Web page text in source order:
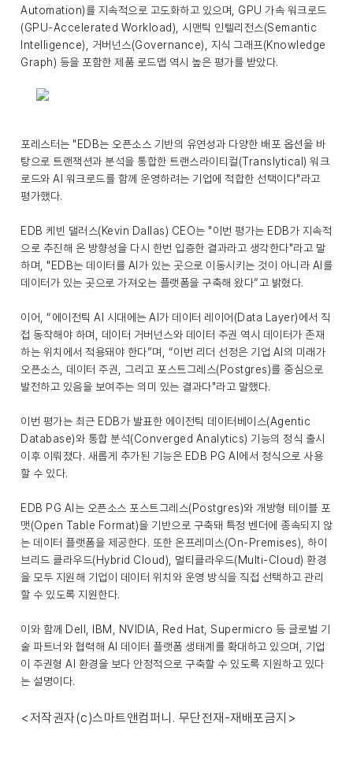
Automation)를 지속적으로 고도화하고 있으며, GPU 가속 워크로드
(GPU-Accelerated Workload), 시맨틱 인텔리전스(Semantic
Intelligence), 거버넌스(Governance), 지식 그래프(Knowledge
Graph) 등을 포함한 제품 로드맵 역시 높은 평가를 받았다.
포레스터는 "EDB는 오픈소스 기반의 유연성과 다양한 배포 옵션을 바
탕으로 트랜잭션과 분석을 통합한 트랜스라이티컬(Translytical) 워크
로드와 AI 워크로드를 함께 운영하려는 기업에 적합한 선택이다"라고
평가했다.
EDB 케빈 댈러스(Kevin Dallas) CEO는 "이번 평가는 EDB가 지속적
으로 추진해 온 방향성을 다시 한번 입증한 결과라고 생각한다"라고 말
하며, "EDB는 데이터를 AI가 있는 곳으로 이동시키는 것이 아니라 AI를
데이터가 있는 곳으로 가져오는 플랫폼을 구축해 왔다”고 밝혔다.
이어, “에이전틱 AI 시대에는 AI가 데이터 레이어(Data Layer)에서 직
접 동작해야 하며, 데이터 거버넌스와 데이터 주권 역시 데이터가 존재
하는 위치에서 적용돼야 한다”며, “이번 리더 선정은 기업 AI의 미래가
오픈소스, 데이터 주권, 그리고 포스트그레스(Postgres)를 중심으로
발전하고 있음을 보여주는 의미 있는 결과다"라고 말했다.
이번 평가는 최근 EDB가 발표한 에이전틱 데이터베이스(Agentic
Database)와 통합 분석(Converged Analytics) 기능의 정식 출시
이후 이뤄졌다. 새롭게 추가된 기능은 EDB PG AI에서 정식으로 사용
할 수 있다.
EDB PG AI는 오픈소스 포스트그레스(Postgres)와 개방형 테이블 포
맷(Open Table Format)을 기반으로 구축돼 특정 벤더에 종속되지 않
는 데이터 플랫폼을 제공한다. 또한 온프레미스(On-Premises), 하이
브리드 클라우드(Hybrid Cloud), 멀티클라우드(Multi-Cloud) 환경
을 모두 지원해 기업이 데이터 위치와 운영 방식을 직접 선택하고 관리
할 수 있도록 지원한다.
이와 함께 Dell, IBM, NVIDIA, Red Hat, Supermicro 등 글로벌 기
술 파트너와 협력해 AI 데이터 플랫폼 생태계를 확대하고 있으며, 기업
이 주권형 AI 환경을 보다 안정적으로 구축할 수 있도록 지원하고 있다
는 설명이다.
<저작권자(c)스마트앤컴퍼니. 무단전재-재배포금지>